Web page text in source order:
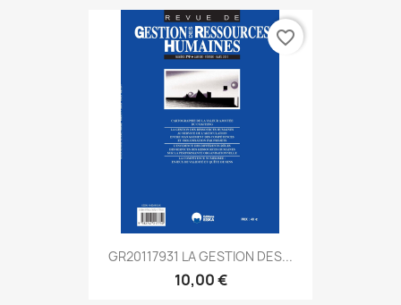
GR20117931 LA GESTION DES...
10,00 €
favorite_border